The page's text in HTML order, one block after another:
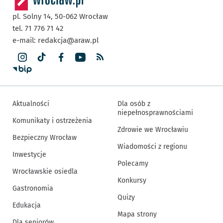
pl. Solny 14, 50-062 Wrocław
tel. 71 776 71 42
e-mail: redakcja@araw.pl
Aktualności
Komunikaty i ostrzeżenia
Bezpieczny Wrocław
Inwestycje
Wrocławskie osiedla
Gastronomia
Edukacja
Dla osób z
niepełnosprawnościami
Zdrowie we Wrocławiu
Wiadomości z regionu
Polecamy
Konkursy
Quizy
Mapa strony